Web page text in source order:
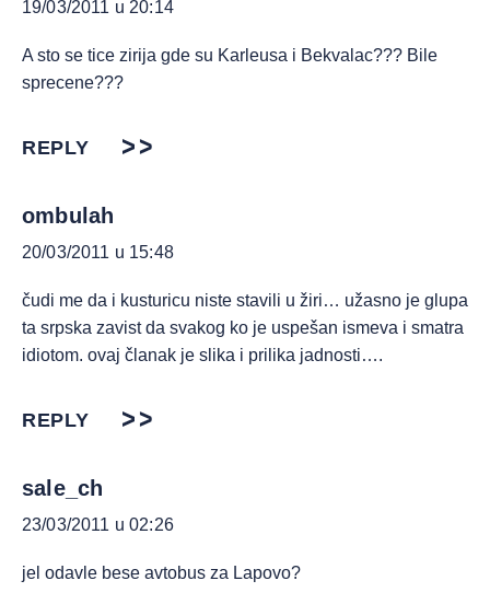
19/03/2011 u 20:14
A sto se tice zirija gde su Karleusa i Bekvalac??? Bile
sprecene???
REPLY
ombulah
20/03/2011 u 15:48
čudi me da i kusturicu niste stavili u žiri… užasno je glupa
ta srpska zavist da svakog ko je uspešan ismeva i smatra
idiotom. ovaj članak je slika i prilika jadnosti….
REPLY
sale_ch
23/03/2011 u 02:26
jel odavle bese avtobus za Lapovo?